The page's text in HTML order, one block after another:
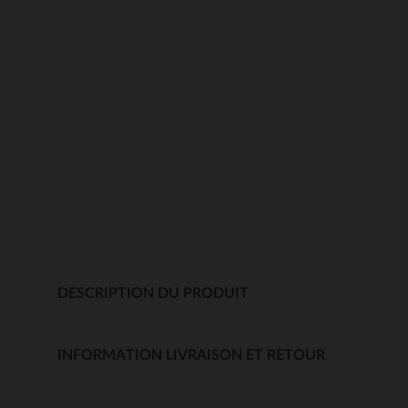
DESCRIPTION DU PRODUIT
INFORMATION LIVRAISON ET RETOUR